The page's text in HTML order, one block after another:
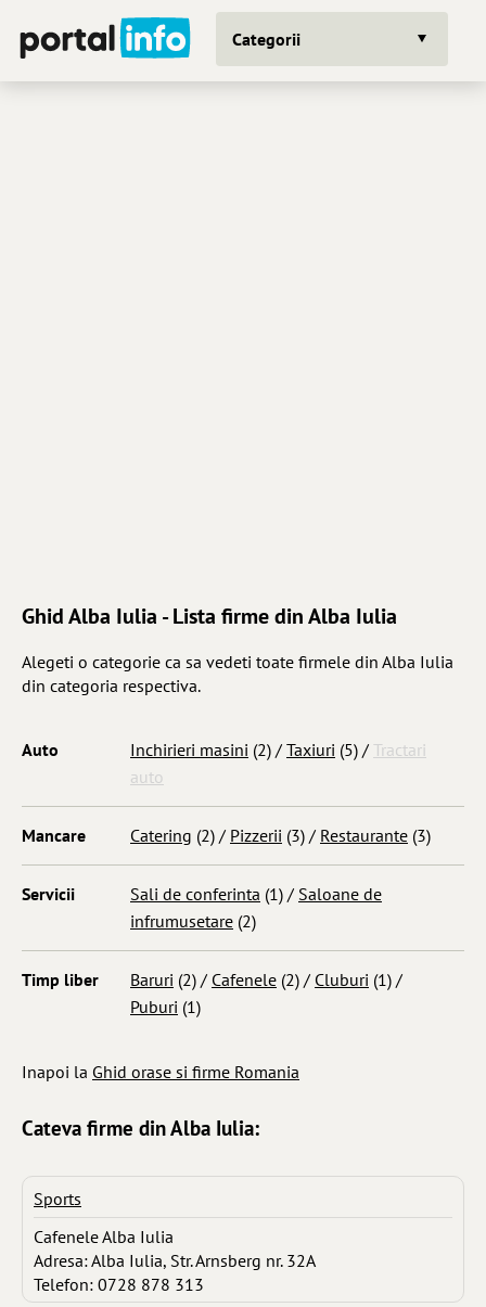
Categorii
Ghid Alba Iulia - Lista firme din Alba Iulia
Alegeti o categorie ca sa vedeti toate firmele din Alba Iulia
din categoria respectiva.
Auto Inchirieri masini (2) / Taxiuri (5) / Tractari
auto
Mancare Catering (2) / Pizzerii (3) / Restaurante (3)
Servicii Sali de conferinta (1) / Saloane de
infrumusetare (2)
Timp liber Baruri (2) / Cafenele (2) / Cluburi (1) /
Puburi (1)
Inapoi la Ghid orase si firme Romania
Cateva firme din Alba Iulia:
Sports
Cafenele Alba Iulia
Adresa: Alba Iulia, Str. Arnsberg nr. 32A
Telefon: 0728 878 313